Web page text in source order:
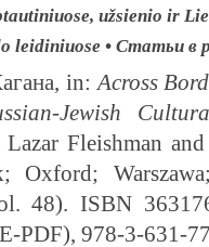
užsienio ir
leidiniuose • Статьи в
in: Across
Jewish
Fleishman
Oxford;
48). ISBN
PDF), 978-3-631-